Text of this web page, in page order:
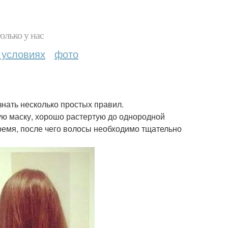
у нас
фото
несколько простых правил.
маску, хорошо растертую до однородной
после чего волосы необходимо тщательно